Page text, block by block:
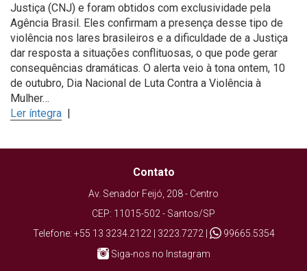
Justiça (CNJ) e foram obtidos com exclusividade pela
Agência Brasil. Eles confirmam a presença desse tipo de
violência nos lares brasileiros e a dificuldade de a Justiça
dar resposta a situações conflituosas, o que pode gerar
consequências dramáticas. O alerta veio à tona ontem, 10
de outubro, Dia Nacional de Luta Contra a Violência à
Mulher…
Ler íntegra |
Contato
Av. Senador Feijó, 208 - Centro
CEP: 11015-502 - Santos/SP
Telefone: +55 13 3234.2122 | 3223.7272 |
99665.5354
Siga-nos no Instagram